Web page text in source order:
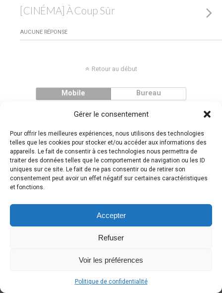
Gérer le consentement
Pour offrir les meilleures expériences, nous utilisons des technologies
telles que les cookies pour stocker et/ou accéder aux informations des
appareils. Le fait de consentir à ces technologies nous permettra de
traiter des données telles que le comportement de navigation ou les ID
uniques sur ce site. Le fait de ne pas consentir ou de retirer son
consentement peut avoir un effet négatif sur certaines caractéristiques
et fonctions.
Accepter
Refuser
Voir les préférences
Politique de confidentialité
[CINÉMA] À Coup Sûr
AUCUNE RÉPONSE
Retour au début
Mobile Bureau